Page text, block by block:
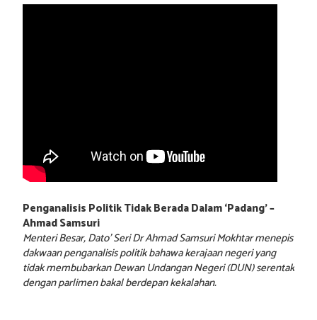
Penganalisis Politik Tidak Berada Dalam ‘Padang’ –
Ahmad Samsuri
Menteri Besar, Dato’ Seri Dr Ahmad Samsuri Mokhtar menepis
dakwaan penganalisis politik bahawa kerajaan negeri yang
tidak membubarkan Dewan Undangan Negeri (DUN) serentak
dengan parlimen bakal berdepan kekalahan.